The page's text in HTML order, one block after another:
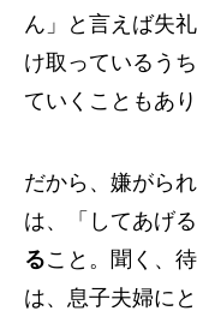
ん」と言えば失
け取っているう
ていくこともあり
だから、嫌がら
は、「してあげ
ること。聞く、
は、息子夫婦に